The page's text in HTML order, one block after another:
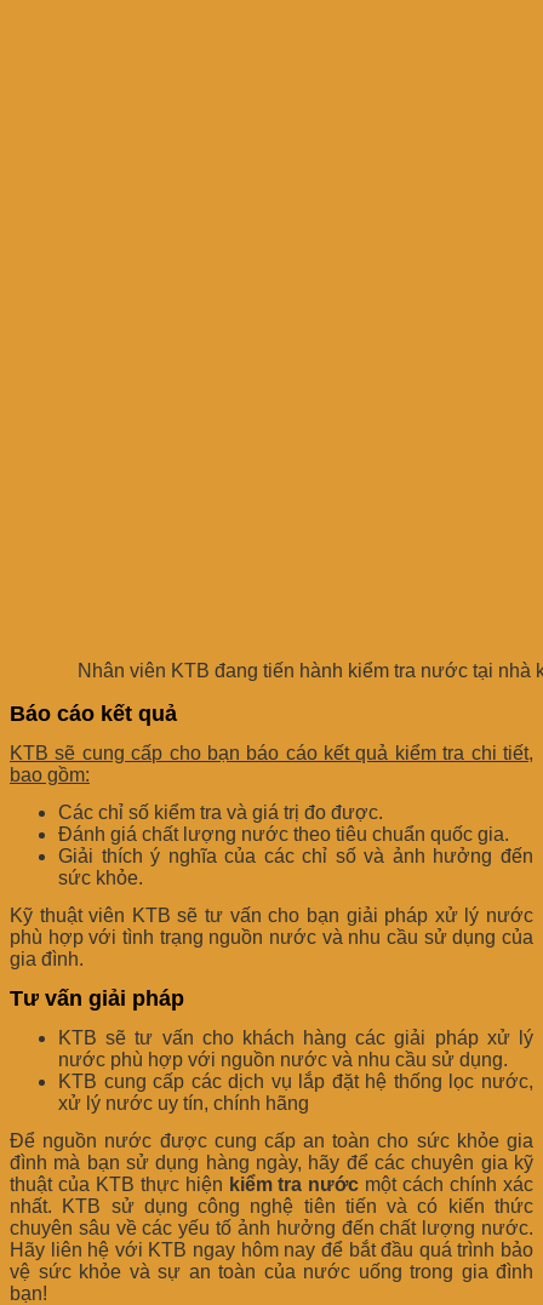
Nhân viên KTB đang tiến hành kiểm tra nước tại nhà
Báo cáo kết quả
KTB sẽ cung cấp cho bạn báo cáo kết quả kiểm tra chi tiết,
bao gồm:
Các chỉ số kiểm tra và giá trị đo được.
Đánh giá chất lượng nước theo tiêu chuẩn quốc gia.
Giải thích ý nghĩa của các chỉ số và ảnh hưởng đến
sức khỏe.
Kỹ thuật viên KTB sẽ tư vấn cho bạn giải pháp xử lý nước
phù hợp với tình trạng nguồn nước và nhu cầu sử dụng của
gia đình.
Tư vấn giải pháp
KTB sẽ tư vấn cho khách hàng các giải pháp xử lý
nước phù hợp với nguồn nước và nhu cầu sử dụng.
KTB cung cấp các dịch vụ lắp đặt hệ thống lọc nước,
xử lý nước uy tín, chính hãng
Để nguồn nước được cung cấp an toàn cho sức khỏe gia
đình mà bạn sử dụng hàng ngày, hãy để các chuyên gia kỹ
thuật của KTB thực hiện kiểm tra nước một cách chính xác
nhất. KTB sử dụng công nghệ tiên tiến và có kiến thức
chuyên sâu về các yếu tố ảnh hưởng đến chất lượng nước.
Hãy liên hệ với KTB ngay hôm nay để bắt đầu quá trình bảo
vệ sức khỏe và sự an toàn của nước uống trong gia đình
bạn!